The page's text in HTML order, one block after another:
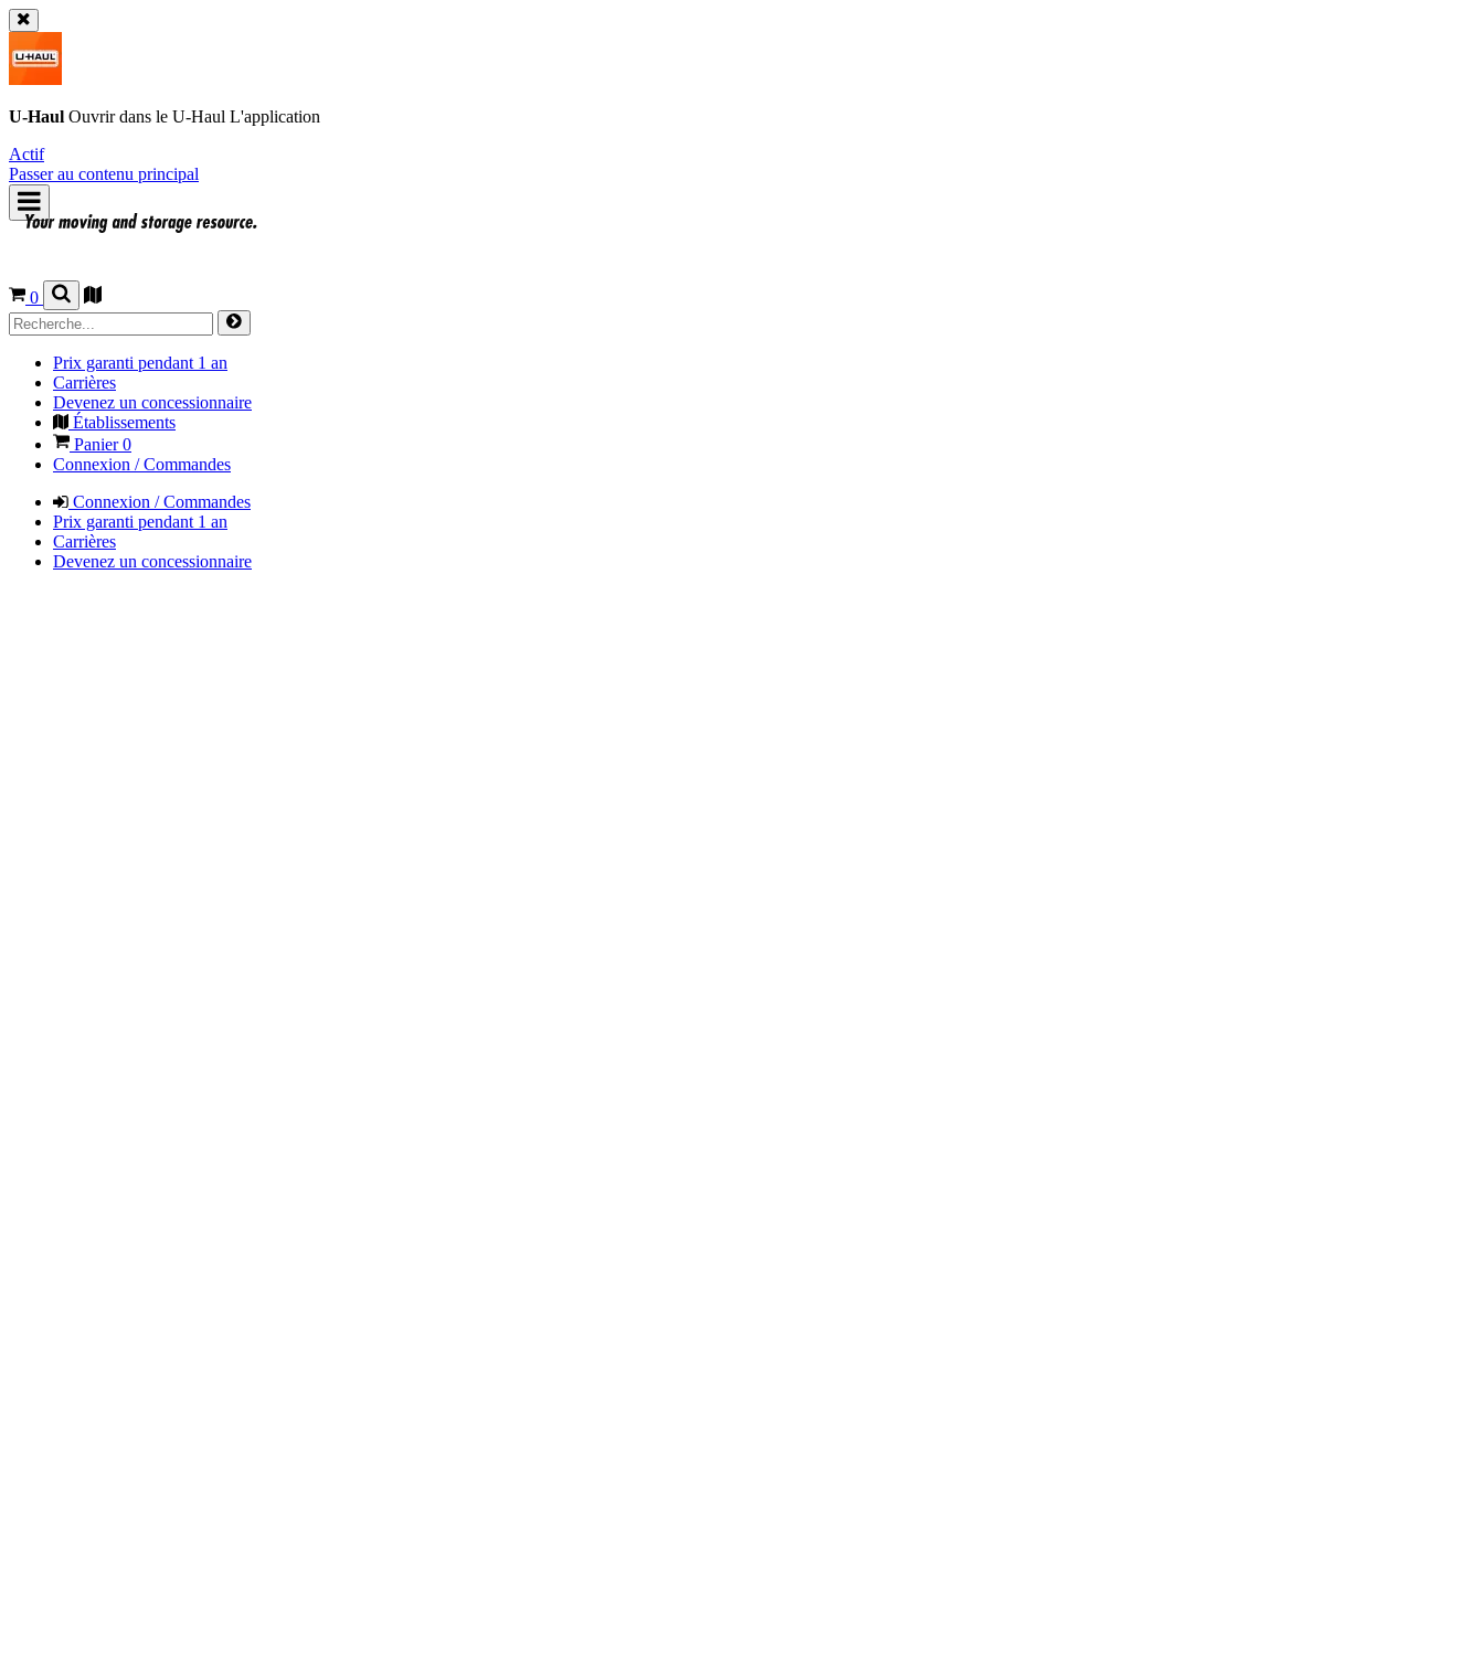
U-Haul Ouvrir dans le U-Haul L'application
Actif
Passer au contenu principal
0
Prix garanti pendant 1 an
Carrières
Devenez un concessionnaire
Établissements
Panier0
Connexion / Commandes
Connexion / Commandes
Prix garanti pendant 1 an
Carrières
Devenez un concessionnaire